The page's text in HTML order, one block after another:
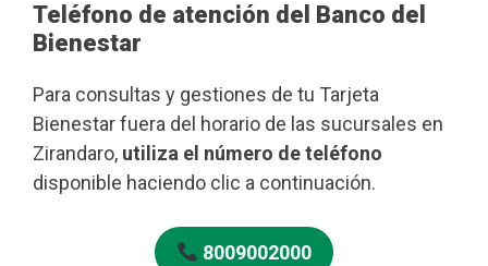
Teléfono de atención del Banco del
Bienestar
Para consultas y gestiones de tu Tarjeta
Bienestar fuera del horario de las sucursales en
Zirandaro, utiliza el número de teléfono
disponible haciendo clic a continuación.
8009002000